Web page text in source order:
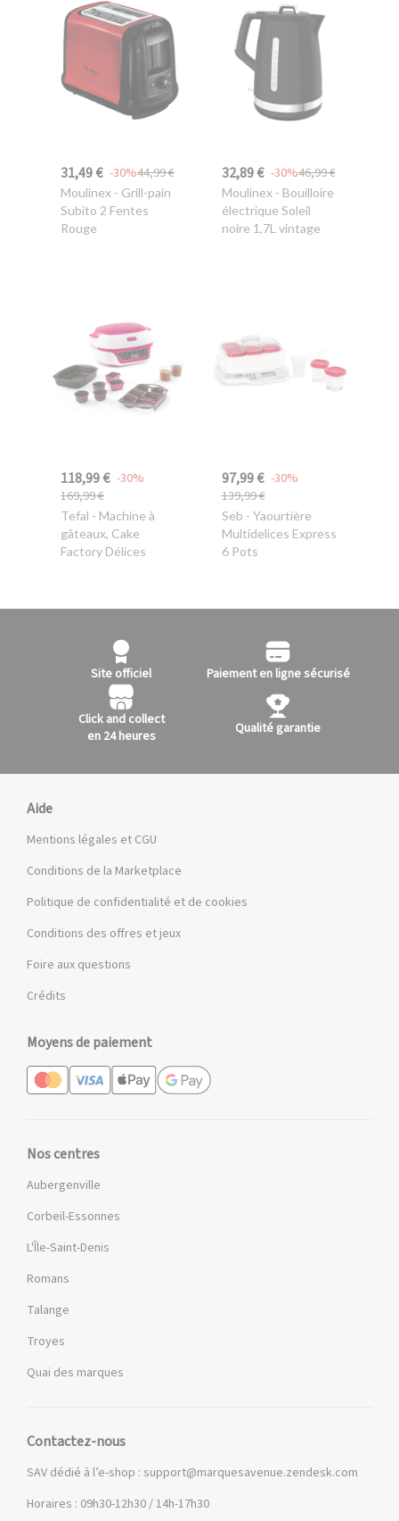
31,49 € 44,99 €
-30%
Moulinex - Grill-pain
Subito 2 Fentes
Rouge
32,89 € 46,99 €
-30%
Moulinex- Bouilloire
électrique Soleil
noire 1,7L vintage
118,99 €
169,99 €
-30%
Tefal - Machine à
gâteaux, Cake
Factory Délices
97,99 €
139,99 €
-30%
Seb - Yaourtière
Multidelices Express
6 Pots
Site officiel Paiement en ligne sécurisé
Click and collect
en 24 heures
Qualité garantie
Aide
Mentions légales et CGU
Conditions de la Marketplace
Politique de confidentialité et de cookies
Conditions des offres et jeux
Foire aux questions
Crédits
Moyens de paiement
Nos centres
Aubergenville
Corbeil-Essonnes
L'Île-Saint-Denis
Romans
Talange
Troyes
Quai des marques
Contactez-nous
SAV dédié à l’e-shop : support@marquesavenue.zendesk.com
Horaires : 09h30-12h30 / 14h-17h30